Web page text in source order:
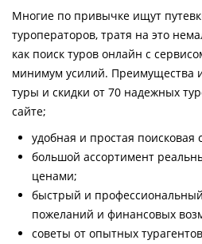
Многие по привычке ищут
туроператоров, тратя на это
как поиск туров онлайн с
минимум усилий. Преимущества
туры и скидки от 70 надежных
сайте;
удобная и простая поисковая
большой ассортимент
ценами;
быстрый и
пожеланий и финансовых
советы от опытных